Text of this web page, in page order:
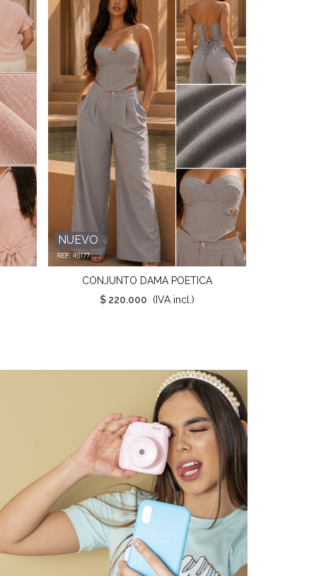
NUEVO
Favorito
CONJUNTO DAMA POETICA
$ 220.000
(IVA incl.)